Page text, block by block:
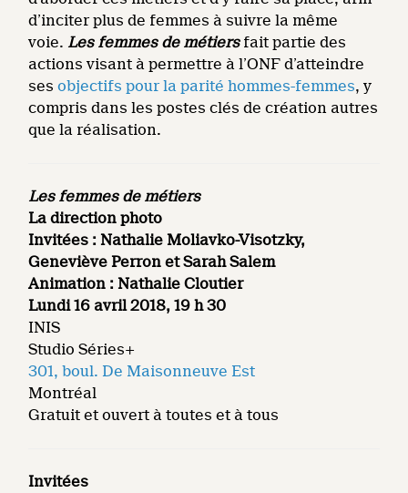
d’inciter plus de femmes à suivre la même
voie. Les femmes de métiers fait partie des
actions visant à permettre à l’ONF d’atteindre
sesobjectifs pour la parité hommes-femmes, y
compris dans les postes clés de création autres
que la réalisation.
Les femmes de métiers
La direction photo
Invitées : Nathalie Moliavko-Visotzky,
Geneviève Perron et Sarah Salem
Animation : Nathalie Cloutier
Lundi 16 avril 2018, 19 h 30
INIS
Studio Séries+
301, boul. De Maisonneuve Est
Montréal
Gratuit et ouvert à toutes et à tous
Invitées